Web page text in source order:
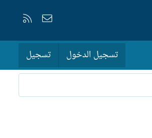
إتصل بنا
تسجيل الدخول تسجيل